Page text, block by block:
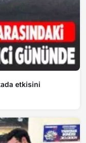
etkisini